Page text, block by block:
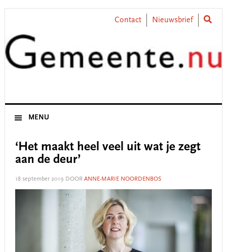
Skip
primary
navigation
Skip
content
Skip
primary
sidebar
Skip
footer
Contact Nieuwsbrief
MENU
‘Het maakt heel veel uit wat je zegt
aan de deur’
18 september 2019 DOOR ANNE-MARIE NOORDENBOS